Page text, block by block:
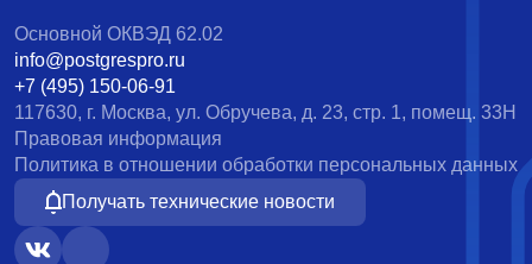
Основной ОКВЭД 62.02
info@postgrespro.ru
+7 (495) 150-06-91
117630, г. Москва, ул. Обручева, д. 23, стр. 1, помещ. 33Н
Правовая информация
Политика в отношении обработки персональных данных
Получать технические новости